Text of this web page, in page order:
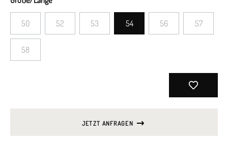
50 52 53 54 56 57
58
JETZT ANFRAGEN